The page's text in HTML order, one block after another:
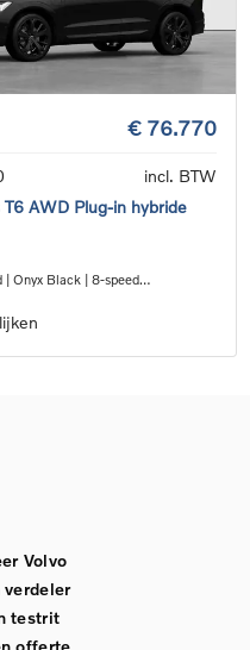
€ 76.770
incl. BTW
AWD Plug-in hybride
| Onyx Black | 8-speed
Volvo
verdeler
testrit
offerte